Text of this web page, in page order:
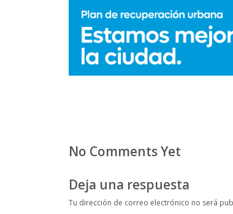
No Comments Yet
Deja una respuesta
Tu dirección de correo electrónico no será